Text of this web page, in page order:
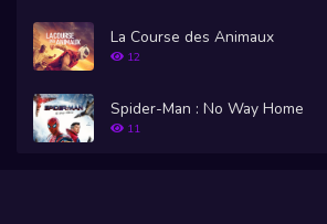
La Course des Animaux
12
Spider-Man : No Way Home
11